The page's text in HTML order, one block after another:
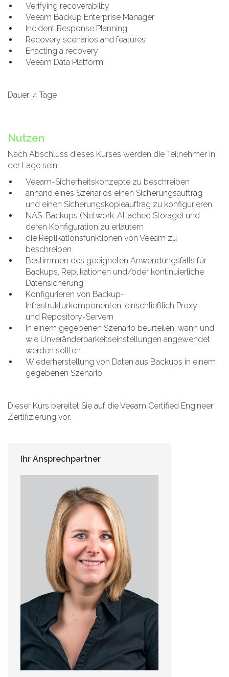
Verifying recoverability
Veeam Backup Enterprise Manager
Incident Response Planning
Recovery scenarios and features
Enacting a recovery
Veeam Data Platform
Dauer: 4 Tage
Nutzen
Nach Abschluss dieses Kurses werden die Teilnehmer in
der Lage sein:
Veeam-Sicherheitskonzepte zu beschreiben
anhand eines Szenarios einen Sicherungsauftrag
und einen Sicherungskopieauftrag zu konfigurieren
NAS-Backups (Network-Attached Storage) und
deren Konfiguration zu erläutern
die Replikationsfunktionen von Veeam zu
beschreiben
Bestimmen des geeigneten Anwendungsfalls für
Backups, Replikationen und/oder kontinuierliche
Datensicherung
Konfigurieren von Backup-
Infrastrukturkomponenten, einschließlich Proxy-
und Repository-Servern
In einem gegebenen Szenario beurteilen, wann und
wie Unveränderbarkeitseinstellungen angewendet
werden sollten
Wiederherstellung von Daten aus Backups in einem
gegebenen Szenario
Dieser Kurs bereitet Sie auf die Veeam Certified Engineer
Zertifizierung vor.
Ihr Ansprechpartner